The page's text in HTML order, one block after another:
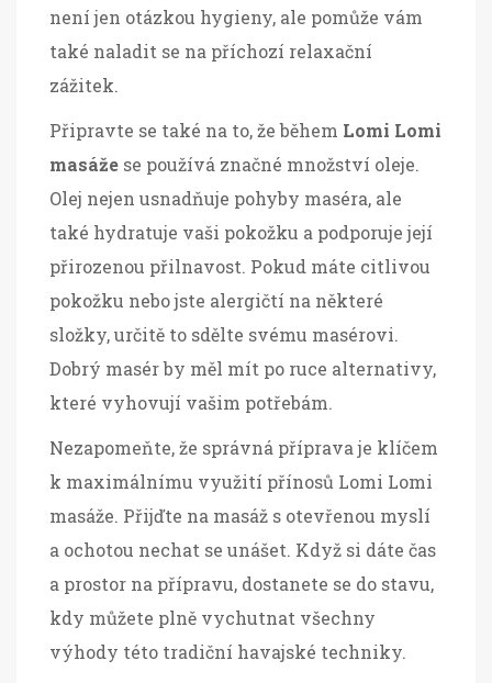
není jen otázkou hygieny, ale pomůže vám
také naladit se na příchozí relaxační
zážitek.
Připravte se také na to, že během Lomi Lomi
masáže se používá značné množství oleje.
Olej nejen usnadňuje pohyby maséra, ale
také hydratuje vaši pokožku a podporuje její
přirozenou přilnavost. Pokud máte citlivou
pokožku nebo jste alergičtí na některé
složky, určitě to sdělte svému masérovi.
Dobrý masér by měl mít po ruce alternativy,
které vyhovují vašim potřebám.
Nezapomeňte, že správná příprava je klíčem
k maximálnímu využití přínosů Lomi Lomi
masáže. Přijďte na masáž s otevřenou myslí
a ochotou nechat se unášet. Když si dáte čas
a prostor na přípravu, dostanete se do stavu,
kdy můžete plně vychutnat všechny
výhody této tradiční havajské techniky.